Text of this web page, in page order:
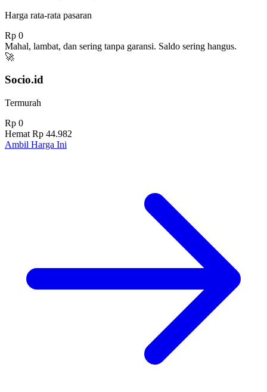
Harga rata-rata pasaran
Rp 0
Mahal, lambat, dan sering tanpa garansi. Saldo sering hangus.
🚀
Socio.id
Termurah
Rp 0
Hemat Rp 44.982
Ambil Harga Ini